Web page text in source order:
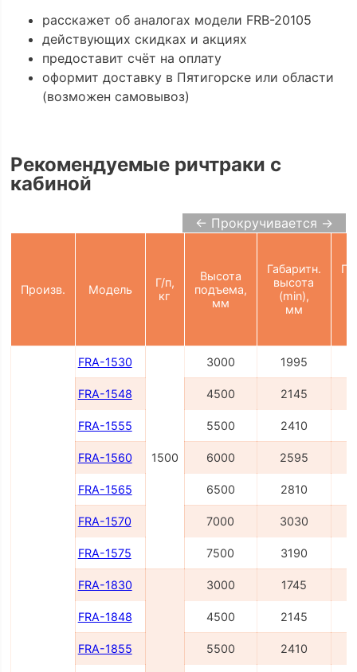
расскажет об аналогах модели FRB-20105
действующих скидках и акциях
предоставит счёт на оплату
оформит доставку в Пятигорске или области
(возможен самовывоз)
Рекомендуемые ричтраки с
кабиной
← Прокручивается →
Произв. Модель
Г/п,
кг
Высота
подъема,
мм
Габаритн.
высота
(min),
мм
FRA-1530
1500
3000 1995
FRA-1548 4500 2145
FRA-1555 5500 2410
FRA-1560 6000 2595
FRA-1565 6500 2810
FRA-1570 7000 3030
FRA-1575 7500 3190
FRA-1830 3000 1745
FRA-1848 4500 2145
FRA-1855 5500 2410